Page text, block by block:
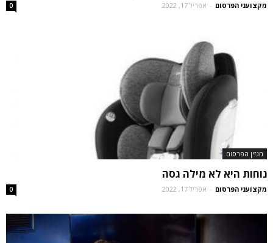
מקצועני הפרסום - אפריל 17, 2022 0
מגזין הפרסום
נוחות היא לא מילה גסה
מקצועני הפרסום - אפריל 17, 2022 0